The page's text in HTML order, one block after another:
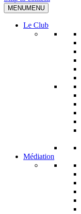
MENUMENU
Le Club
Médiation